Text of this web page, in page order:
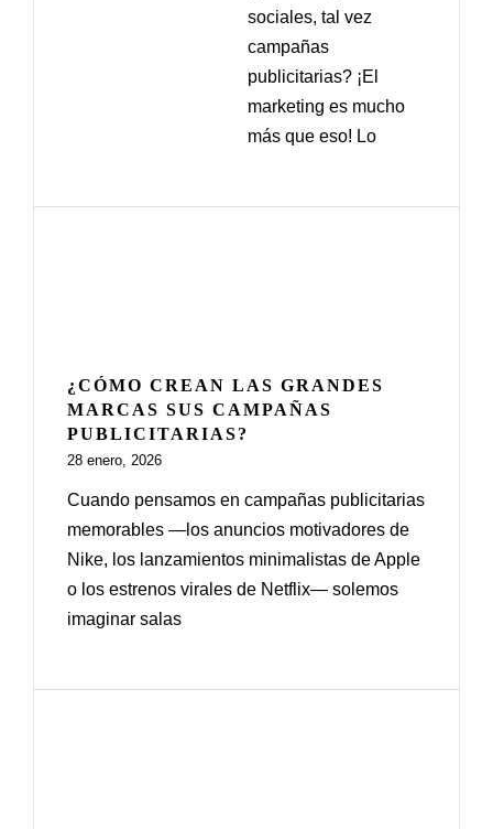
sociales, tal vez
campañas
publicitarias? ¡El
marketing es mucho
más que eso! Lo
¿CÓMO CREAN LAS GRANDES
MARCAS SUS CAMPAÑAS
PUBLICITARIAS?
28 enero, 2026
Cuando pensamos en campañas publicitarias
memorables —los anuncios motivadores de
Nike, los lanzamientos minimalistas de Apple
o los estrenos virales de Netflix— solemos
imaginar salas